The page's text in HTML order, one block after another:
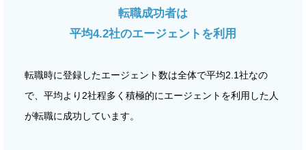
転職成功者は
平均4.2社のエージェントを利用
転職時に登録したエージェント数は全体で平均2.1社なの
で、平均より2社程多く積極的にエージェントを利用した人
が転職に成功しています。